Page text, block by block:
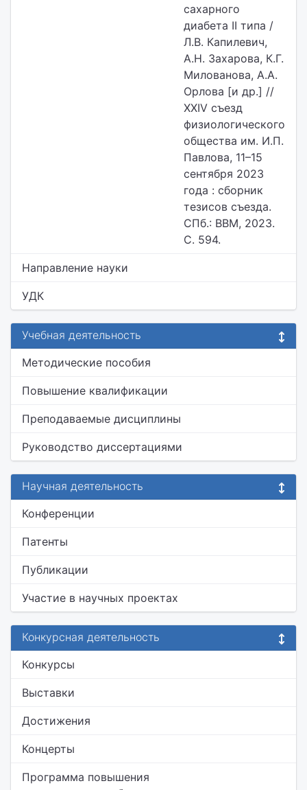
сахарного
диабета II типа /
Л.В. Капилевич,
А.Н. Захарова, К.Г.
Милованова, А.А.
Орлова [и др.] //
XXIV съезд
физиологического
общества им. И.П.
Павлова, 11–15
сентября 2023
года : сборник
тезисов съезда.
СПб.: ВВМ, 2023.
С. 594.
Направление науки
УДК
Учебная деятельность
Методические пособия
Повышение квалификации
Преподаваемые дисциплины
Руководство диссертациями
Научная деятельность
Конференции
Патенты
Публикации
Участие в научных проектах
Конкурсная деятельность
Конкурсы
Выставки
Достижения
Концерты
Программа повышения